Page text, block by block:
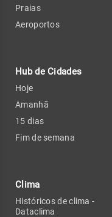
Praias
Aeroportos
Hub de Cidades
Hoje
Amanhã
15 dias
Fim de semana
Clima
Históricos de clima -
Dataclima